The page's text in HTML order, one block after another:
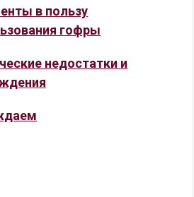
в пользу
гофры
недостатки и